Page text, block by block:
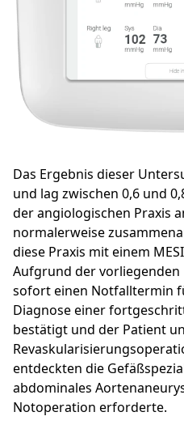
Das Ergebnis dieser
und lag zwischen 0,6 und
der angiologischen Praxis
normalerweise
diese Praxis mit einem
Aufgrund der vorliegenden
sofort einen Notfalltermin
Diagnose einer
bestätigt und der Patient
entdeckten die
abdominales
Notoperation erforderte.